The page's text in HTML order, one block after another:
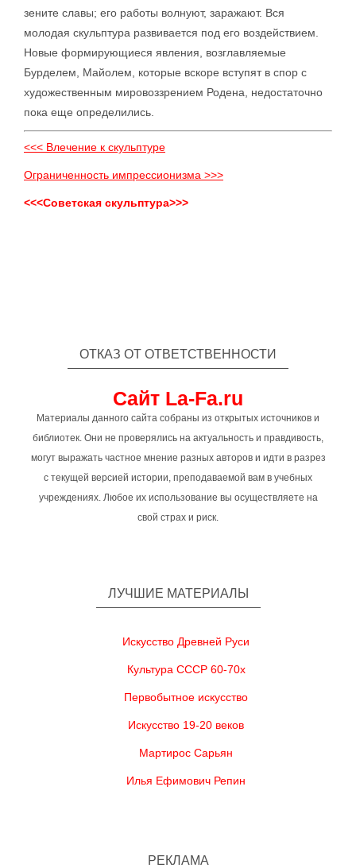
зените славы; его работы волнуют, заражают. Вся
молодая скульптура развивается под его воздействием.
Новые формирующиеся явления, возглавляемые
Бурделем, Майолем, которые вскоре вступят в спор с
художественным мировоззрением Родена, недостаточно
пока еще определились.
<<< Влечение к скульптуре
Ограниченность импрессионизма >>>
<<<Советская скульптура>>>
ОТКАЗ ОТ ОТВЕТСТВЕННОСТИ
Сайт La-Fa.ru
Материалы данного сайта собраны из открытых источников и
библиотек. Они не проверялись на актуальность и правдивость,
могут выражать частное мнение разных авторов и идти в разрез
с текущей версией истории, преподаваемой вам в учебных
учреждениях. Любое их использование вы осуществляете на
свой страх и риск.
ЛУЧШИЕ МАТЕРИАЛЫ
Искусство Древней Руси
Культура СССР 60-70х
Первобытное искусство
Искусство 19-20 веков
Мартирос Сарьян
Илья Ефимович Репин
РЕКЛАМА